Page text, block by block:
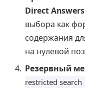
Direct
выбора как
содержания
на нулевой
Резервный
restricted search